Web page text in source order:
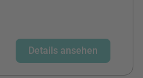
Details ansehen